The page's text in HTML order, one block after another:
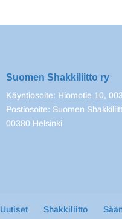
Suomen Shakkiliitto ry
Käyntiosoite: Hiomotie 10,
Postiosoite: Suomen
00380 Helsinki
Uutiset Shakkiliitto